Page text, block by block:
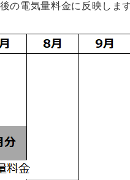
の電気量料金に反映しま